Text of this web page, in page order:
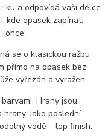
a odpovídá vaší délce
kde opasek zapínat.
se o klasickou ražbu
přímo na opasek bez
vyřezán a vyražen.
Hrany jsou
Jako poslední
vodě – top finish.